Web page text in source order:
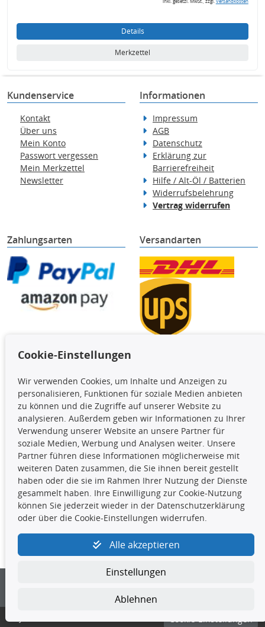
Details
Merkzettel
Kundenservice
Kontakt
Über uns
Mein Konto
Passwort vergessen
Mein Merkzettel
Newsletter
Informationen
Impressum
AGB
Datenschutz
Erklärung zur
Barrierefreiheit
Hilfe / Alt-Öl / Batterien
Widerrufsbelehrung
Vertrag widerrufen
Zahlungsarten Versandarten
Die hier angezeigten Daten,
insbesondere die gesamte Datenbank,
dürfen nicht kopiert werden. Es ist zu
unterlassen, die Daten oder die gesamte Datenbank ohne
vorherige Zustimmung TecDocs zu vervielfältigen, zu
verbreiten und/oder diese Handlungen durch Dritte ausführen
zu lassen. Ein Zuwiderhandeln stellt eine
Urheberrechtsverletzung dar und wird verfolgt.
Kontakt
4yourcar GmbH | Avidesweg 1 | 27386 Hemsbünde |
kundenservice@4yourcar.de
Cookie-Einstellungen
Cookie-Einstellungen
Wir verwenden Cookies, um Inhalte und Anzeigen zu
personalisieren, Funktionen für soziale Medien anbieten
zu können und die Zugriffe auf unserer Website zu
analysieren. Außerdem geben wir Informationen zu Ihrer
Verwendung unserer Website an unsere Partner für
soziale Medien, Werbung und Analysen weiter. Unsere
Partner führen diese Informationen möglicherweise mit
weiteren Daten zusammen, die Sie ihnen bereit gestellt
haben oder die sie im Rahmen Ihrer Nutzung der Dienste
gesammelt haben. Ihre Einwilligung zur Cookie-Nutzung
können Sie jederzeit wieder in der Datenschutzerklärung
oder über die Cookie-Einstellungen widerrufen.
Alle akzeptieren
Einstellungen
Ablehnen